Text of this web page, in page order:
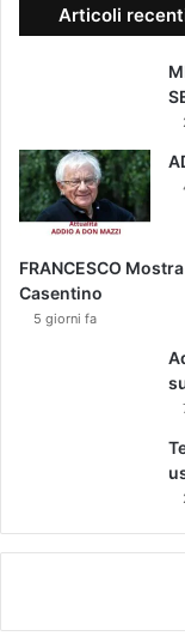
Articoli
FRANCESCO
Casentino
5 giorni fa